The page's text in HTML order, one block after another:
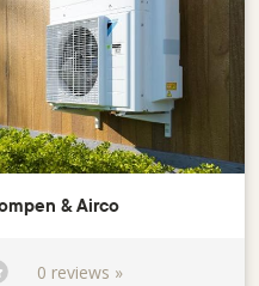
& Airco
0 reviews »